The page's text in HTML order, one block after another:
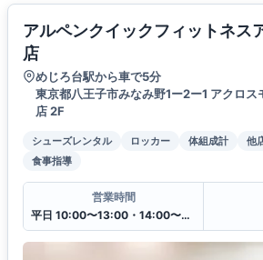
アルペンクイックフィットネス
店
めじろ台駅から車で5分
東京都八王子市みなみ野1ー2ー1 アクロ
店 2F
シューズレンタル ロッカー 体組成計 他
食事指導
営業時間
平日 10:00〜13:00・14:00〜20:00